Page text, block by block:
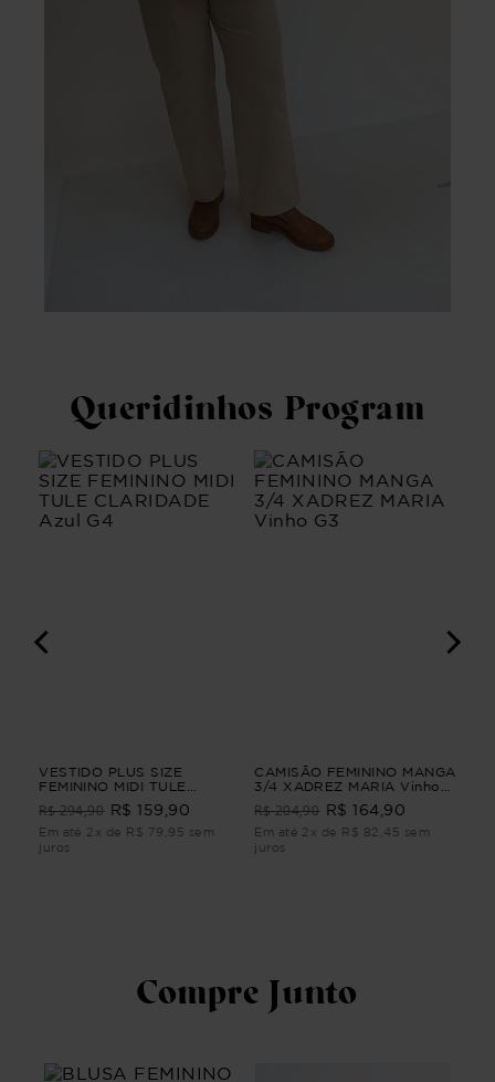
Queridinhos Program
VESTIDO PLUS SIZE
FEMININO MIDI TULE
CLARIDADE Azul G4
R$ 294,90 R$ 159,90
Em até 2x de R$ 79,95 sem
juros
CAMISÃO FEMININO MANGA
3/4 XADREZ MARIA Vinho
R$ 204,90 R$ 164,90
Em até 2x de R$ 82,45 sem
juros
Compre Junto